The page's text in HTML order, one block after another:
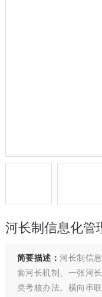
河长制信息化管
简要描述：河长制信
套河长机制、一张河
类考核办法。横向串